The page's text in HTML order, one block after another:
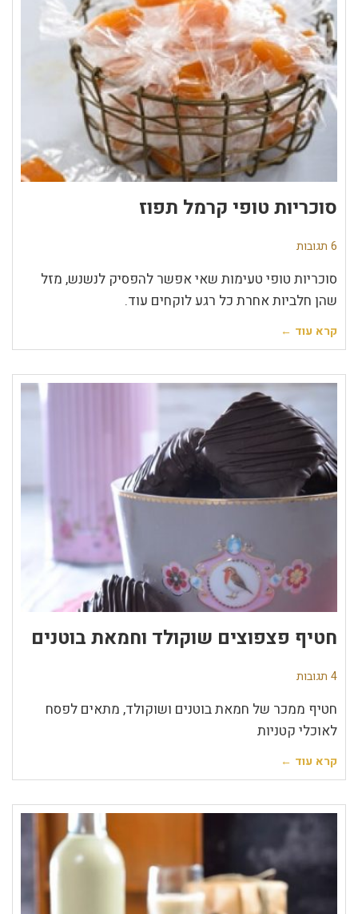
סוכריות טופי קרמל תפוז
6 תגובות
סוכריות טופי טעימות שאי אפשר להפסיק לנשנש, מזל
שהן חלביות אחרת כל רגע לוקחים עוד.
קרא עוד ←
חטיף פצפוצים שוקולד וחמאת בוטנים
4 תגובות
חטיף ממכר של חמאת בוטנים ושוקולד, מתאים לפסח
לאוכלי קטניות
קרא עוד ←